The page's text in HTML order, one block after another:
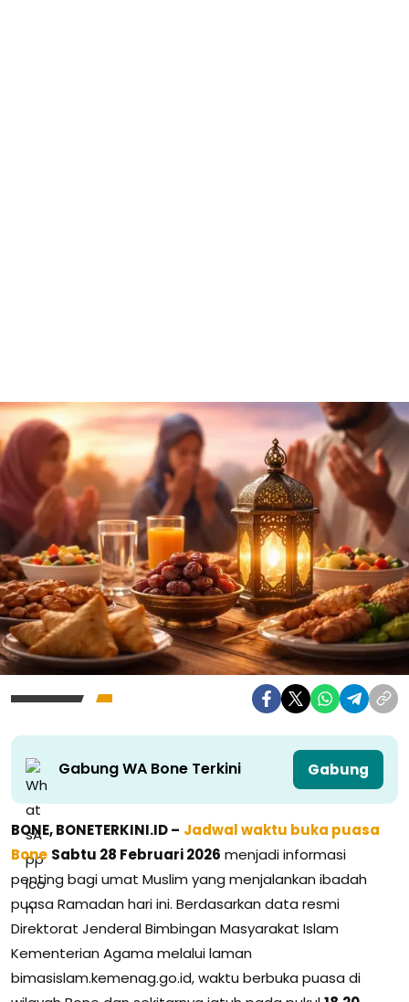
Gabung WA Bone Terkini Gabung
BONE, BONETERKINI.ID – Jadwal waktu buka puasa
Bone Sabtu 28 Februari 2026 menjadi informasi
penting bagi umat Muslim yang menjalankan ibadah
puasa Ramadan hari ini. Berdasarkan data resmi
Direktorat Jenderal Bimbingan Masyarakat Islam
Kementerian Agama melalui laman
bimasislam.kemenag.go.id, waktu berbuka puasa di